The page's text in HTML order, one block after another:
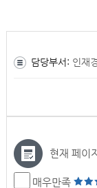
담당부서: 인재
현재 페이
매우만족